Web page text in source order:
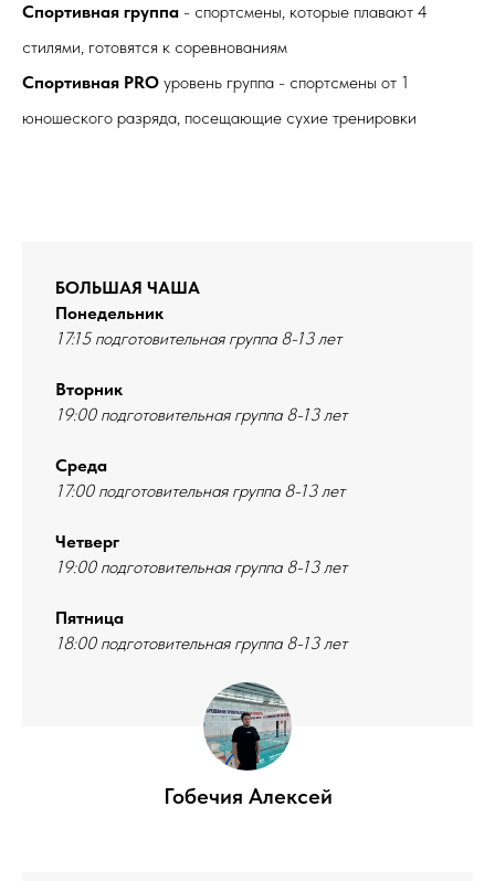
Спортивная группа - спортсмены, которые плавают 4
стилями, готовятся к соревнованиям
Спортивная PRO уровень группа - спортсмены от 1
юношеского разряда, посещающие сухие тренировки
БОЛЬШАЯ ЧАША
Понедельник
17:15 подготовительная группа 8-13 лет
Вторник
19:00 подготовительная группа 8-13 лет
Среда
17:00 подготовительная группа 8-13 лет
Четверг
19:00 подготовительная группа 8-13 лет
Пятница
18:00 подготовительная группа 8-13 лет
Гобечия Алексей